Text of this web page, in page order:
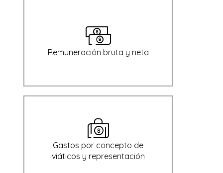
Remuneración bruta y neta
Gastos por concepto de
viáticos y representación